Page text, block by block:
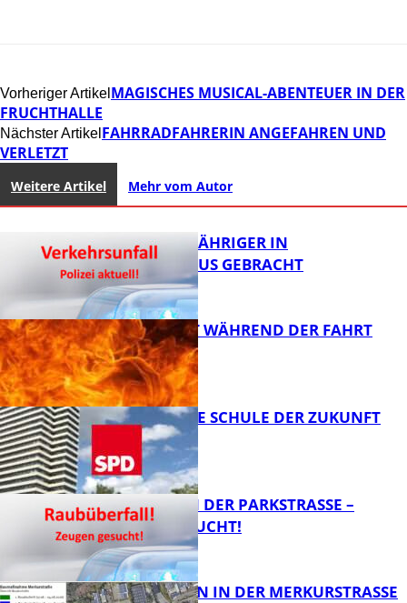
Vorheriger Artikel MAGISCHES MUSICAL-ABENTEUER IN DER
FRUCHTHALLE
Nächster Artikel FAHRRADFAHRERIN ANGEFAHREN UND
VERLETZT
Weitere Artikel Mehr vom Autor
FB News
UNFALL: 58-JÄHRIGER IN
KRANKENHAUS GEBRACHT
FB News
AUTO FÄNGT WÄHREND DER FAHRT
FEUER
WIE SIEHT DIE SCHULE DER ZUKUNFT
AUS?
ÜBERFALL IN DER PARKSTRASSE – Z
EUGEN GESUCHT!
BAUARBEITEN IN DER MERKURSTRASSE